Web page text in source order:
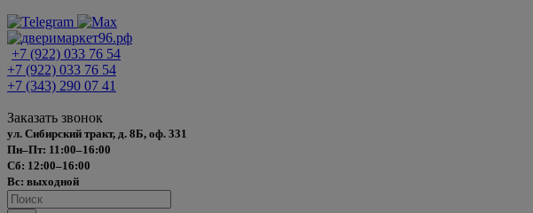
+7 (922) 033 76 54
+7 (922) 033 76 54
+7 (343) 290 07 41
Заказать звонок
ул. Сибирский тракт, д. 8Б, оф. 331
Пн–Пт: 11:00–16:00
Сб: 12:00–16:00
Вс: выходной